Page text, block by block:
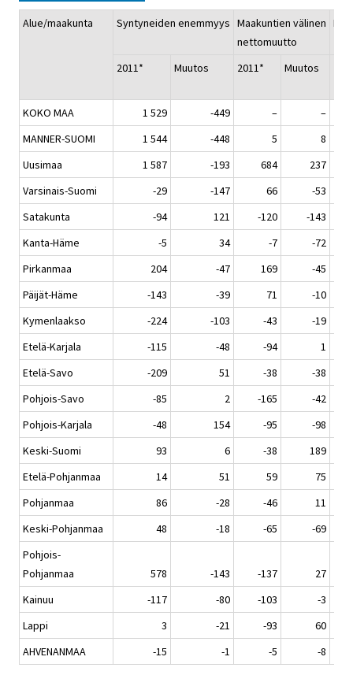
Alue/maakunta Syntyneiden enemmyys Maakuntien välinen
nettomuutto
2011* Muutos 2011* Muutos
KOKO MAA 1 529 -449 –
–
MANNER-SUOMI
1 544 -448 5
8
Uusimaa
1 587 -193 684
237
Varsinais-Suomi
-29 -147 66
-53
Satakunta
-94 121 -120
-143
Kanta-Häme
-5 34 -7
-72
Pirkanmaa
204 -47 169
-45
Päijät-Häme
-143 -39 71
-10
Kymenlaakso
-224 -103 -43
-19
Etelä-Karjala
-115 -48 -94
1
Etelä-Savo
-209 51 -38
-38
Pohjois-Savo
-85 2 -165
-42
Pohjois-Karjala
-48 154 -95
-98
Keski-Suomi
93 6 -38
189
Etelä-Pohjanmaa
14 51 59
75
Pohjanmaa
86 -28 -46
11
Keski-Pohjanmaa
48 -18 -65
-69
Pohjois-
Pohjanmaa
578 -143 -137
27
Kainuu
-117 -80 -103
-3
Lappi
3 -21 -93
60
AHVENANMAA
-15 -1 -5 -8